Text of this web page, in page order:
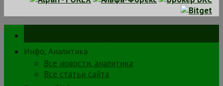
Инфо, Аналитика
Все новости, аналитика
Все статьи сайта